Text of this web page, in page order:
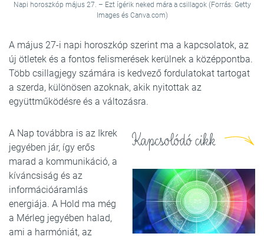
Napi horoszkóp május 27. – Ezt ígérik neked mára a csillagok (Forrás: Getty
Images és Canva.com)
A május 27-i napi horoszkóp szerint ma a kapcsolatok, az
új ötletek és a fontos felismerések kerülnek a középpontba.
Több csillagjegy számára is kedvező fordulatokat tartogat
a szerda, különösen azoknak, akik nyitottak az
együttműködésre és a változásra.
Kapcsolódó cikk
A Nap továbbra is az Ikrek
jegyében jár, így erős
marad a kommunikáció, a
kíváncsiság és az
információáramlás
energiája. A Hold ma még
a Mérleg jegyében halad,
ami a harmóniát, az